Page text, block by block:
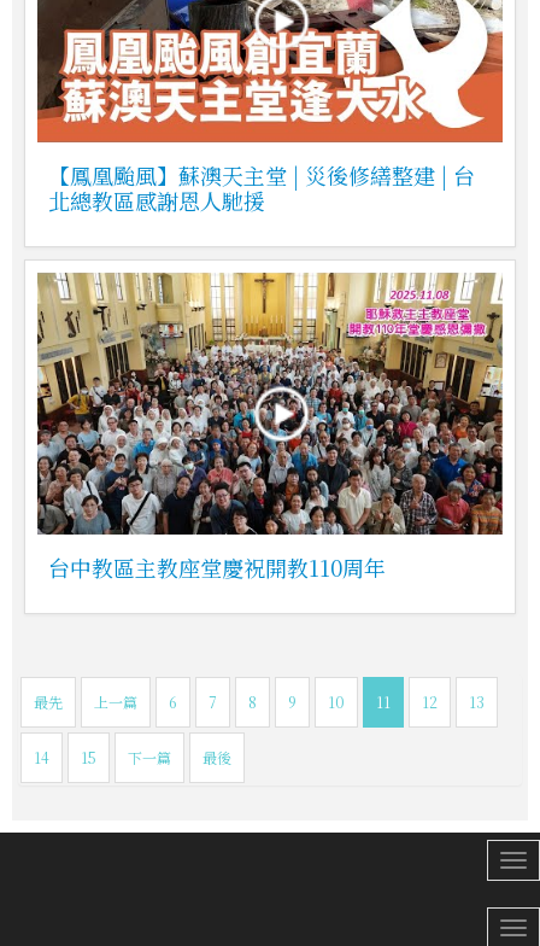
【鳳凰颱風】蘇澳天主堂 | 災後修繕整建 | 台
北總教區感謝恩人馳援
台中教區主教座堂慶祝開教110周年
最先 上一篇 6 7 8 9 10 11 12 13
14 15 下一篇 最後